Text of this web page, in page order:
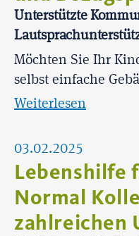
Unterstützte
Möchten Sie Ihr
selbst einfache
Weiterlesen
03.02.2025
Lebenshilfe
Normal
zahlreichen